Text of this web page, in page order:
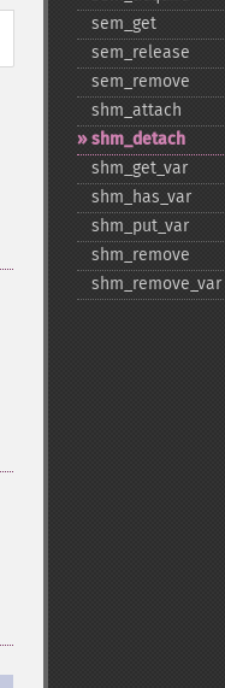
sem_​get
sem_​release
sem_​remove
shm_​attach
shm_​detach
shm_​get_​var
shm_​has_​var
shm_​put_​var
shm_​remove
shm_​remove_​var